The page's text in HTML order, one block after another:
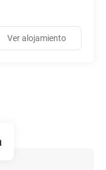
Ver alojamiento